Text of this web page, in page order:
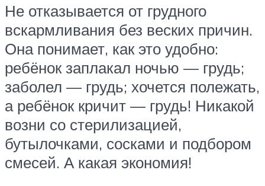
Не отказывается от грудного
вскармливания без веских причин.
Она понимает, как это удобно:
ребёнок заплакал ночью — грудь;
заболел — грудь; хочется полежать,
а ребёнок кричит — грудь! Никакой
возни со стерилизацией,
бутылочками, сосками и подбором
смесей. А какая экономия!